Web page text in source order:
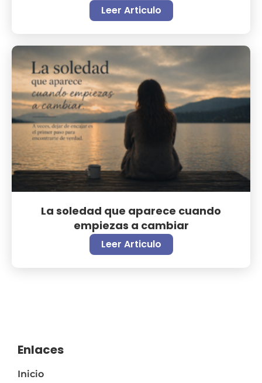
Leer Articulo
La soledad que aparece cuando
empiezas a cambiar
Leer Articulo
Enlaces
Inicio